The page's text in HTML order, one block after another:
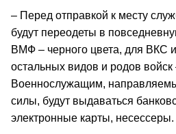
– Перед отправкой к месту
будут переодеты в
ВМФ – черного цвета, для ВКС
остальных видов и родов войск
Военнослужащим,
силы, будут выдаваться
электронные карты, несессеры.